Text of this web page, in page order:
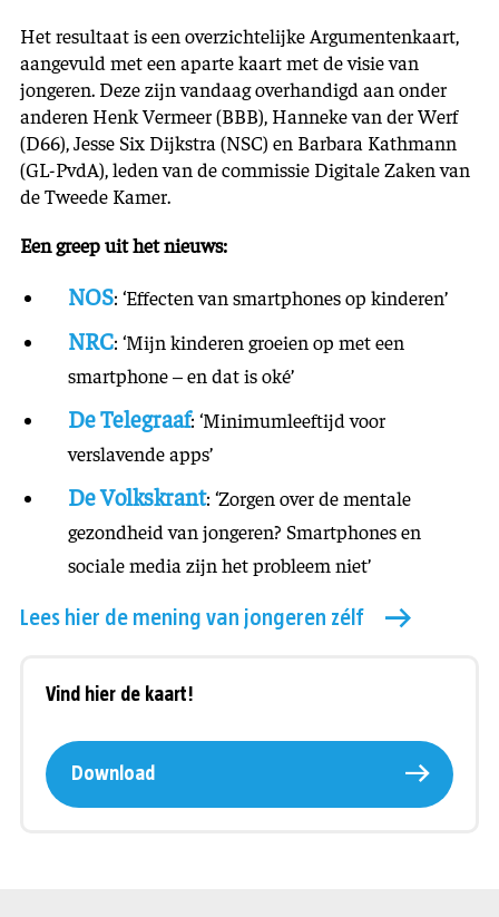
Het resultaat is een overzichtelijke Argumentenkaart,
aangevuld met een aparte kaart met de visie van
jongeren. Deze zijn vandaag overhandigd aan onder
anderen Henk Vermeer (BBB), Hanneke van der Werf
(D66), Jesse Six Dijkstra (NSC) en Barbara Kathmann
(GL-PvdA), leden van de commissie Digitale Zaken van
de Tweede Kamer.
Een greep uit het nieuws:
NOS: ‘Effecten van smartphones op kinderen’
NRC: ‘Mijn kinderen groeien op met een
smartphone – en dat is oké’
De Telegraaf: ‘Minimumleeftijd voor
verslavende apps’
De Volkskrant: ‘Zorgen over de mentale
gezondheid van jongeren? Smartphones en
sociale media zijn het probleem niet’
Lees hier de mening van jongeren zélf
Vind hier de kaart!
Download